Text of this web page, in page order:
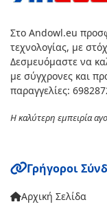
Στο Andowl.eu
τεχνολογίας, με
Δεσμευόμαστε να
με σύγχρονες και
παραγγελίες:
Η καλύτερη εμπειρία
Γρήγοροι
Αρχική Σελίδα